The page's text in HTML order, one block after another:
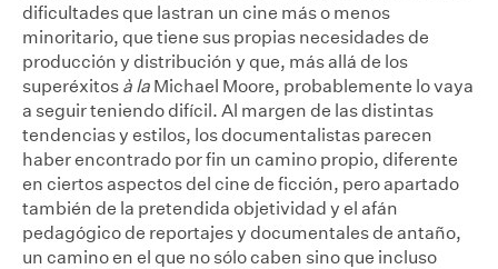
dificultades que lastran un cine más o menos
minoritario, que tiene sus propias necesidades de
producción y distribución y que, más allá de los
superéxitos à la Michael Moore, probablemente lo vaya
a seguir teniendo difícil. Al margen de las distintas
tendencias y estilos, los documentalistas parecen
haber encontrado por fin un camino propio, diferente
en ciertos aspectos del cine de ficción, pero apartado
también de la pretendida objetividad y el afán
pedagógico de reportajes y documentales de antaño,
un camino en el que no sólo caben sino que incluso